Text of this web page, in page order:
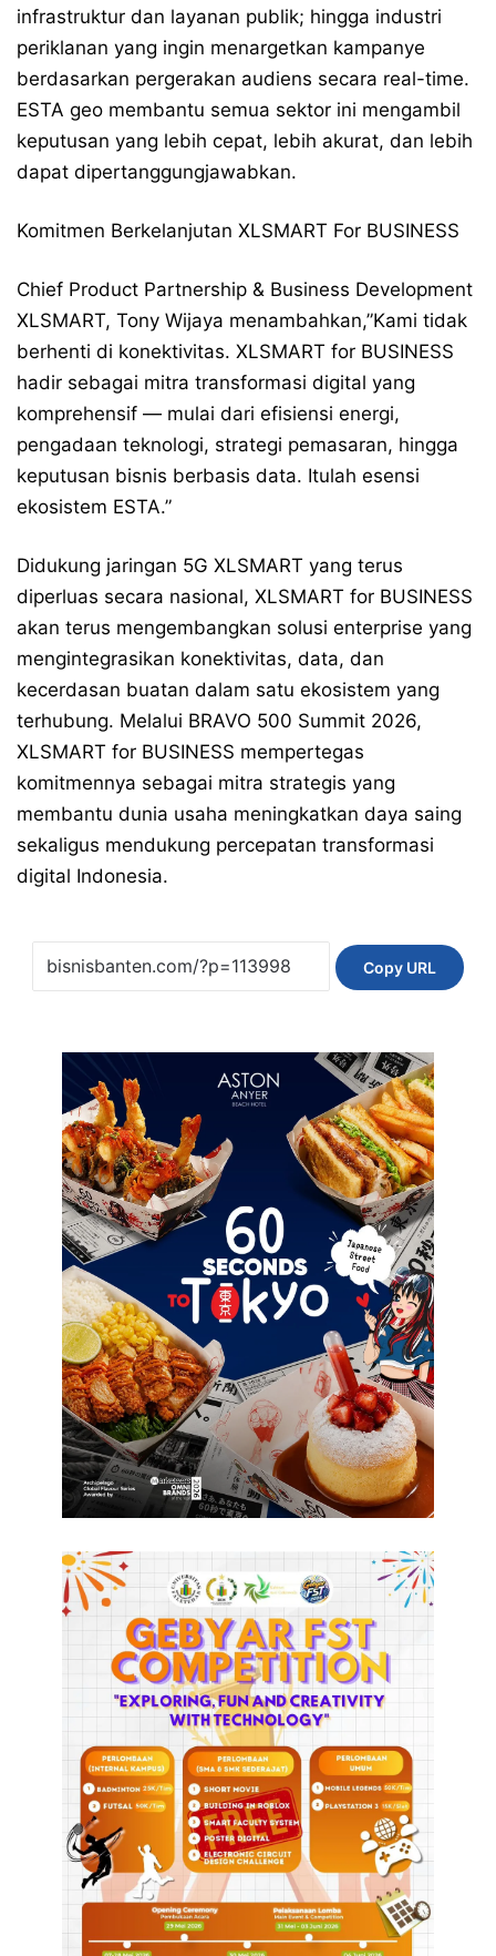
infrastruktur dan layanan publik; hingga industri
periklanan yang ingin menargetkan kampanye
berdasarkan pergerakan audiens secara real-time.
ESTA geo membantu semua sektor ini mengambil
keputusan yang lebih cepat, lebih akurat, dan lebih
dapat dipertanggungjawabkan.
Komitmen Berkelanjutan XLSMART For BUSINESS
Chief Product Partnership & Business Development
XLSMART, Tony Wijaya menambahkan,”Kami tidak
berhenti di konektivitas. XLSMART for BUSINESS
hadir sebagai mitra transformasi digital yang
komprehensif — mulai dari efisiensi energi,
pengadaan teknologi, strategi pemasaran, hingga
keputusan bisnis berbasis data. Itulah esensi
ekosistem ESTA.”
Didukung jaringan 5G XLSMART yang terus
diperluas secara nasional, XLSMART for BUSINESS
akan terus mengembangkan solusi enterprise yang
mengintegrasikan konektivitas, data, dan
kecerdasan buatan dalam satu ekosistem yang
terhubung. Melalui BRAVO 500 Summit 2026,
XLSMART for BUSINESS mempertegas
komitmennya sebagai mitra strategis yang
membantu dunia usaha meningkatkan daya saing
sekaligus mendukung percepatan transformasi
digital Indonesia.
Copy URL